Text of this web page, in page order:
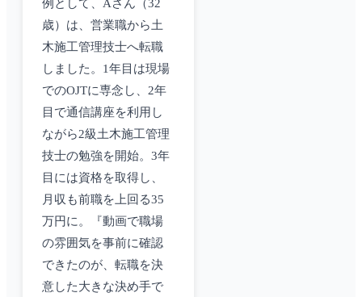
例として、Aさん（32
歳）は、営業職から土
木施工管理技士へ転職
しました。1年目は現場
でのOJTに専念し、2年
目で通信講座を利用し
ながら2級土木施工管理
技士の勉強を開始。3年
目には資格を取得し、
月収も前職を上回る35
万円に。『動画で職場
の雰囲気を事前に確認
できたのが、転職を決
意した大きな決め手で